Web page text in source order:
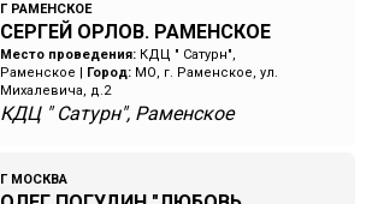
Г РАМЕНСКОЕ
СЕРГЕЙ ОРЛОВ. РАМЕНСКОЕ
Место проведения: КДЦ " Сатурн",
Раменское
Город: МО, г. Раменское, ул.
Михалевича, д.2
КДЦ " Сатурн", Раменское
Г МОСКВА